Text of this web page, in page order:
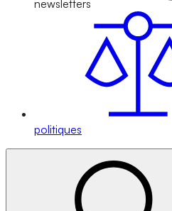
newsletters
politiques